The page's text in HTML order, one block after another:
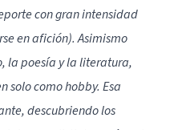
con gran intensidad
en afición). Asimismo
la poesía y la literatura,
solo como hobby. Esa
descubriendo los